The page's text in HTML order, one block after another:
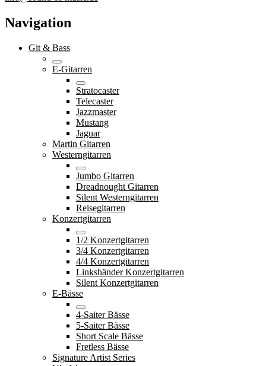
Navigation
Git & Bass
E-Gitarren
Stratocaster
Telecaster
Jazzmaster
Mustang
Jaguar
Martin Gitarren
Westerngitarren
Jumbo Gitarren
Dreadnought Gitarren
Silent Westerngitarren
Reisegitarren
Konzertgitarren
1/2 Konzertgitarren
3/4 Konzertgitarren
4/4 Konzertgitarren
Linkshänder Konzertgitarren
Silent Konzertgitarren
E-Bässe
4-Saiter Bässe
5-Saiter Bässe
Short Scale Bässe
Fretless Bässe
Signature Artist Series